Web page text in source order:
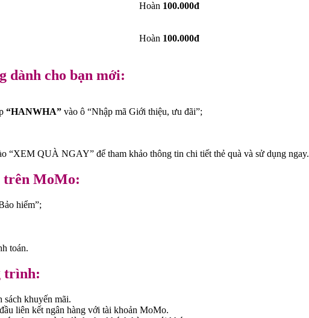
Hoàn 100.000đ
Hoàn 100.000đ
dành cho bạn mới:
“HANWHA” vào ô “Nhập mã Giới thiệu, ưu đãi”;
“XEM QUÀ NGAY” để tham khảo thông tin chi tiết thẻ quà và sử dụng ngay.
trên MoMo:
hiểm”;
toán.
trình:
sách khuyến mãi.
liên kết ngân hàng với tài khoản MoMo.